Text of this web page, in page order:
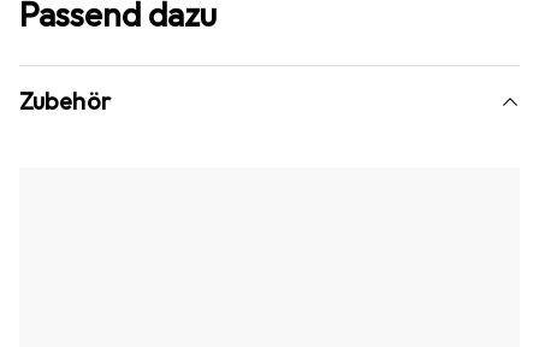
Passend dazu
Zubehör